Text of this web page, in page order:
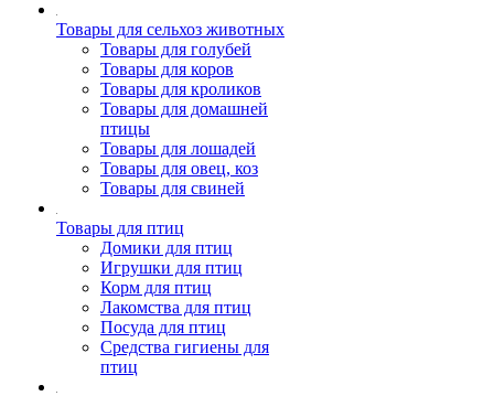
Товары для сельхоз животных
Товары для голубей
Товары для коров
Товары для кроликов
Товары для домашней
птицы
Товары для лошадей
Товары для овец, коз
Товары для свиней
Товары для птиц
Домики для птиц
Игрушки для птиц
Корм для птиц
Лакомства для птиц
Посуда для птиц
Средства гигиены для
птиц